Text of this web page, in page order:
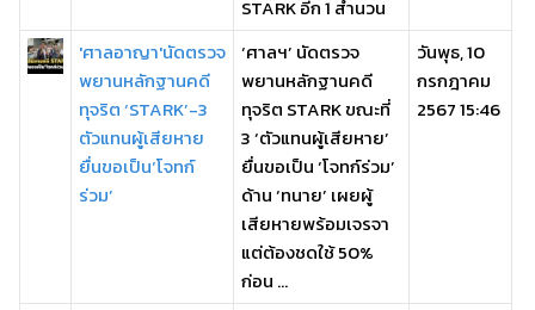
STARK อีก 1 สำนวน
'ศาลอาญา'นัดตรวจ
พยานหลักฐานคดี
ทุจริต ‘STARK’-3
ตัวแทนผู้เสียหาย
ยื่นขอเป็น‘โจทก์
ร่วม’
‘ศาลฯ’ นัดตรวจ
พยานหลักฐานคดี
ทุจริต STARK ขณะที่
3 ‘ตัวแทนผู้เสียหาย’
ยื่นขอเป็น ‘โจทก์ร่วม’
ด้าน ‘ทนาย’ เผยผู้
เสียหายพร้อมเจรจา
แต่ต้องชดใช้ 50%
ก่อน ...
วันพุธ, 10
กรกฎาคม
2567 15:46